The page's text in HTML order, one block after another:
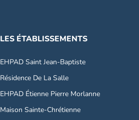
LES ÉTABLISSEMENTS
EHPAD Saint Jean-Baptiste
Résidence De La Salle
EHPAD Étienne Pierre Morlanne
Maison Sainte-Chrétienne